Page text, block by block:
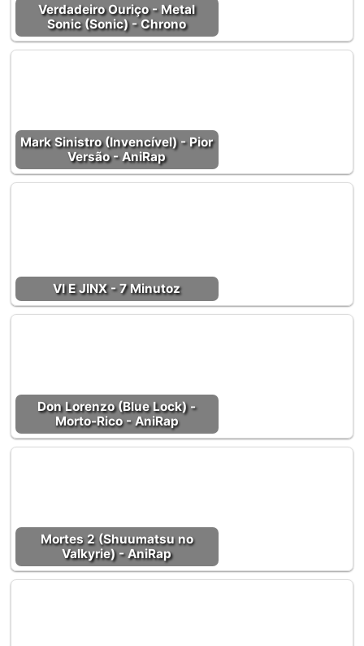
Verdadeiro Ouriço - Metal
Sonic (Sonic) - Chrono
Mark Sinistro (Invencível) - Pior
Versão - AniRap
VI E JINX - 7 Minutoz
Don Lorenzo (Blue Lock) -
Morto-Rico - AniRap
Mortes 2 (Shuumatsu no
Valkyrie) - AniRap